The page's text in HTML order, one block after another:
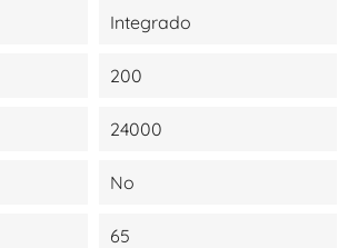
Integrado
200
24000
No
65